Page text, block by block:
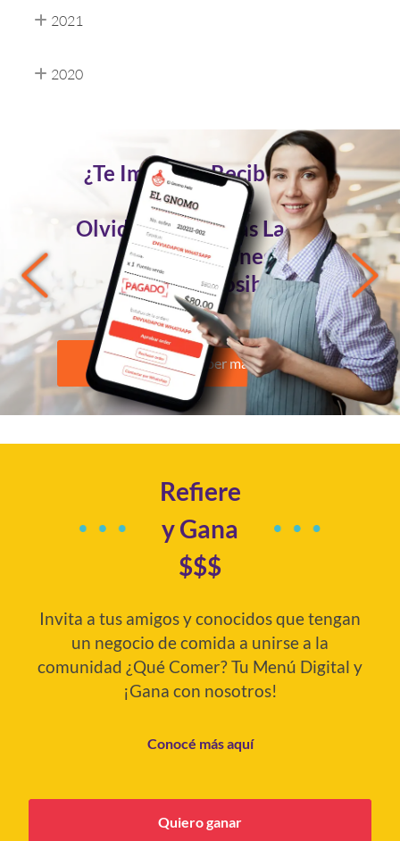
2021
2020
¿Te Imaginas Recibir Tus
Pedidos
Olvidándote de las Largas
Conversaciones?
Ahora es Posible
Quiero saber más
Refiere
y Gana
$$$
Invita a tus amigos y conocidos que tengan
un negocio de comida a unirse a la
comunidad ¿Qué Comer? Tu Menú Digital y
¡Gana con nosotros!
Conocé más aquí
Quiero ganar